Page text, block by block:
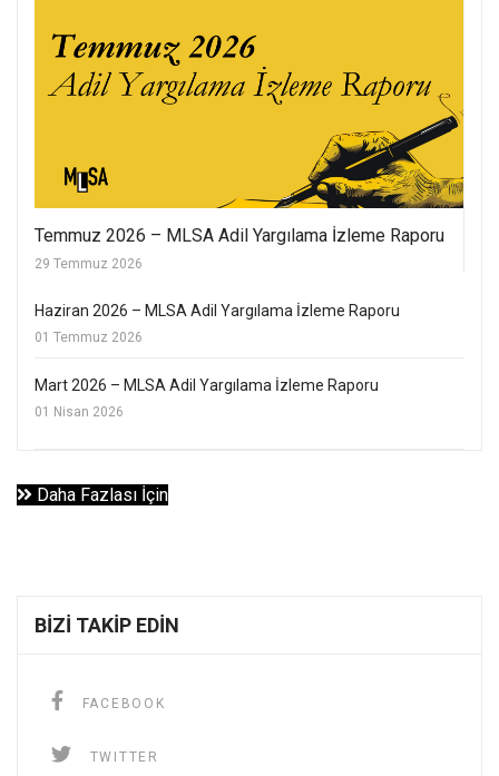
Temmuz 2026 – MLSA Adil Yargılama İzleme Raporu
29 Temmuz 2026
Haziran 2026 – MLSA Adil Yargılama İzleme Raporu
01 Temmuz 2026
Mart 2026 – MLSA Adil Yargılama İzleme Raporu
01 Nisan 2026
Daha Fazlası İçin
BIZI TAKIP EDIN
FACEBOOK
TWITTER